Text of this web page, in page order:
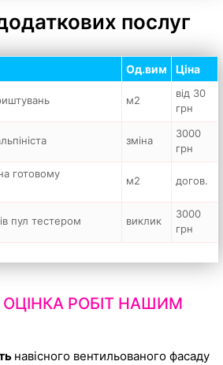
послуг
Од.вим Ціна
м2
від 30
грн
зміна
3000
грн
готовому
м2 догов.
пул тестером виклик
3000
грн
РОБІТ НАШИМ
навісного вентильованого фасаду